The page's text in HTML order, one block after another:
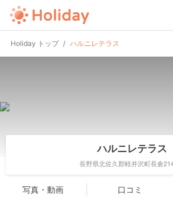
Holiday トップ ハルニレテラス
ハルニレテラス
長野県北佐久郡軽井沢町長倉
写真・動画 口コミ